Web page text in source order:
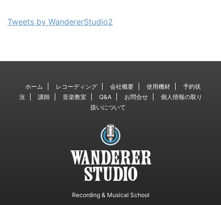
Tweets by WandererStudio2
ホーム レコーディング 会社概要 使用機材
予約状
況
講師 音楽教室 Q&A お問合せ
個人情報の取り
扱いについて
Recording & Musical School